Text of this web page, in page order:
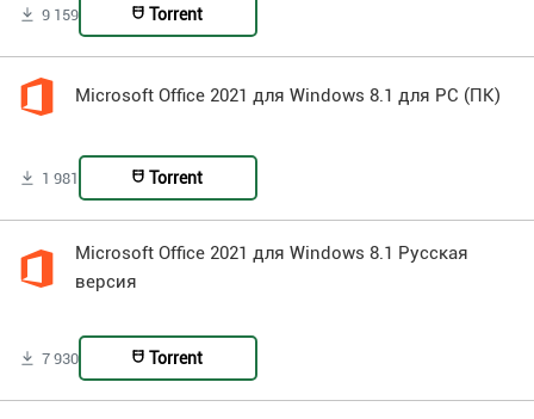
9 159 Torrent
Microsoft Office 2021 для Windows 8.1 для PC (ПК)
1 981 Torrent
Microsoft Office 2021 для Windows 8.1 Русская
версия
7 930 Torrent